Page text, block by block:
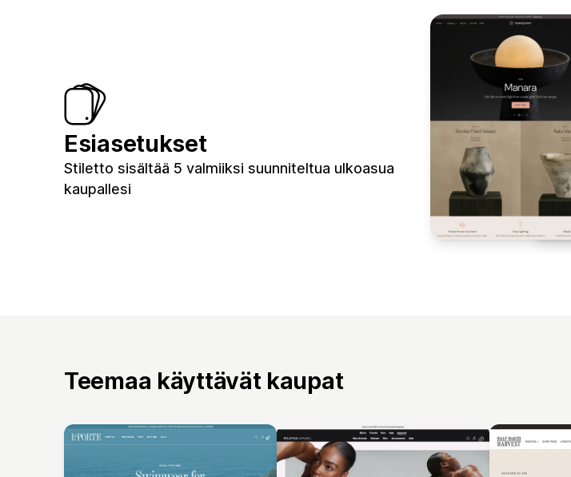
Esiasetukset
Stiletto sisältää 5 valmiiksi suunniteltua ulkoasua
kaupallesi
Teemaa käyttävät kaupat